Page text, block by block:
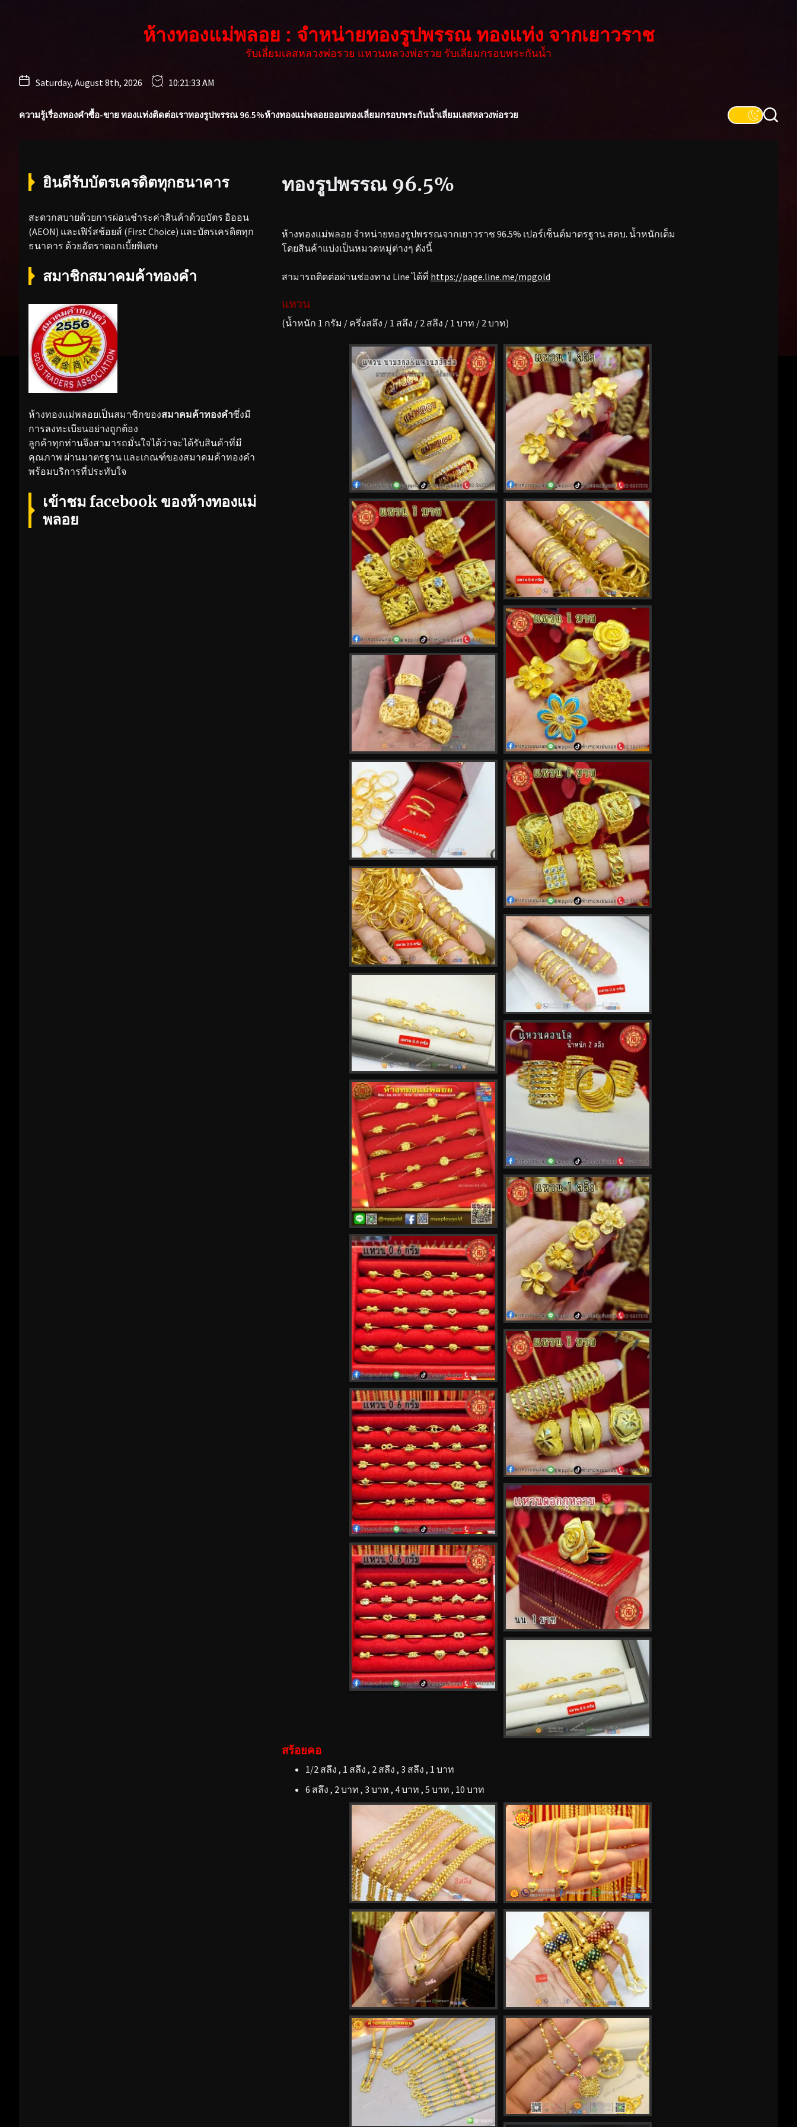
ห้างทองแม่พลอย : จำหน่ายทองรูปพรรณ ทองแท่ง จากเยาวราช
รับเลี่ยมเลสหลวงพ่อรวย แหวนหลวงพ่อรวย รับเลี่ยมกรอบพระกันน้ำ
Saturday, August 8th, 2026 10:21:35 AM
ความรู้เรื่องทองคำซื้อ-ขาย ทองแท่งติดต่อเราทองรูปพรรณ 96.5%ห้างทองแม่พลอยออมทองเลี่ยมกรอบพระกันน้ำเลี่ยมเลสหลวงพ่อรวย
ทองรูปพรรณ 96.5%
ห้างทองแม่พลอย จำหน่ายทองรูปพรรณจากเยาวราช 96.5% เปอร์เซ็นต์มาตรฐาน สคบ. น้ำหนักเต็ม
โดยสินค้าแบ่งเป็นหมวดหมู่ต่างๆ ดังนี้
สามารถติดต่อผ่านช่องทาง Line ได้ที่ https://page.line.me/mpgold
แหวน
(น้ำหนัก 1 กรัม / ครึ่งสลึง / 1 สลึง / 2 สลึง / 1 บาท / 2 บาท)
สร้อยคอ
1/2 สลึง , 1 สลึง , 2 สลึง , 3 สลึง , 1 บาท
6 สลึง , 2 บาท , 3 บาท , 4 บาท , 5 บาท , 10 บาท
ยินดีรับบัตรเครดิตทุกธนาคาร
สะดวกสบายด้วยการผ่อนชำระค่าสินค้าด้วยบัตร อิออน
(AEON) และเฟิร์สช้อยส์ (First Choice) และบัตรเครดิตทุก
ธนาคาร ด้วยอัตราดอกเบี้ยพิเศษ
สมาชิกสมาคมค้าทองคำ
ห้างทองแม่พลอยเป็นสมาชิกของสมาคมค้าทองคำซึ่งมี
การลงทะเบียนอย่างถูกต้อง
ลูกค้าทุกท่านจึงสามารถมั่นใจได้ว่าจะได้รับสินค้าที่มี
คุณภาพ ผ่านมาตรฐาน และเกณฑ์ของสมาคมค้าทองคำ
พร้อมบริการที่ประทับใจ
เข้าชม facebook ของห้างทองแม่
พลอย